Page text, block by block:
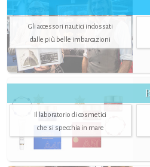
Gli accessori nautici indossati
dalle più belle imbarcazioni
Il laboratorio di cosmetici
che si specchia in mare